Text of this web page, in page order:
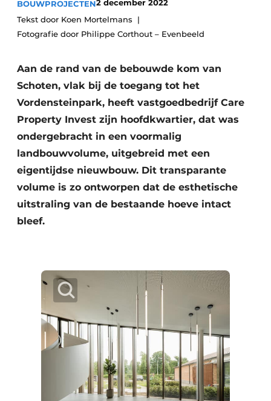
Vacatures
Aanmelden
Bedrijven
Bedrijven
Contact
Akoestiek
Brandveiligheid
Evenementen
Dak & Gevel
Houtbouw
HVAC
Keukens
Renovatie
Software
Toegangscontrole
Veiligheid & Opleiding
BOUWPROJECTEN2 december 2022
Tekst door Koen Mortelmans
Fotografie door Philippe Corthout – Evenbeeld
Aan de rand van de bebouwde kom van
Schoten, vlak bij de toegang tot het
Vordensteinpark, heeft vastgoedbedrijf Care
Property Invest zijn hoofdkwartier, dat was
ondergebracht in een voormalig
landbouwvolume, uitgebreid met een
eigentijdse nieuwbouw. Dit transparante
volume is zo ontworpen dat de esthetische
uitstraling van de bestaande hoeve intact
bleef.